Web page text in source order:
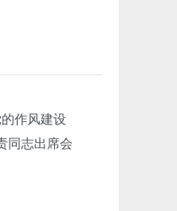
作风建设
同志出席会